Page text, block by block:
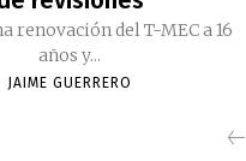
renovación del T-MEC a 16
años y...
JAIME GUERRERO